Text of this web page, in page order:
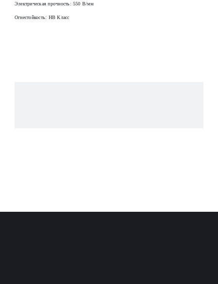
Электрическая прочность: 550 В/мм
Огнестойкость: HB Класс